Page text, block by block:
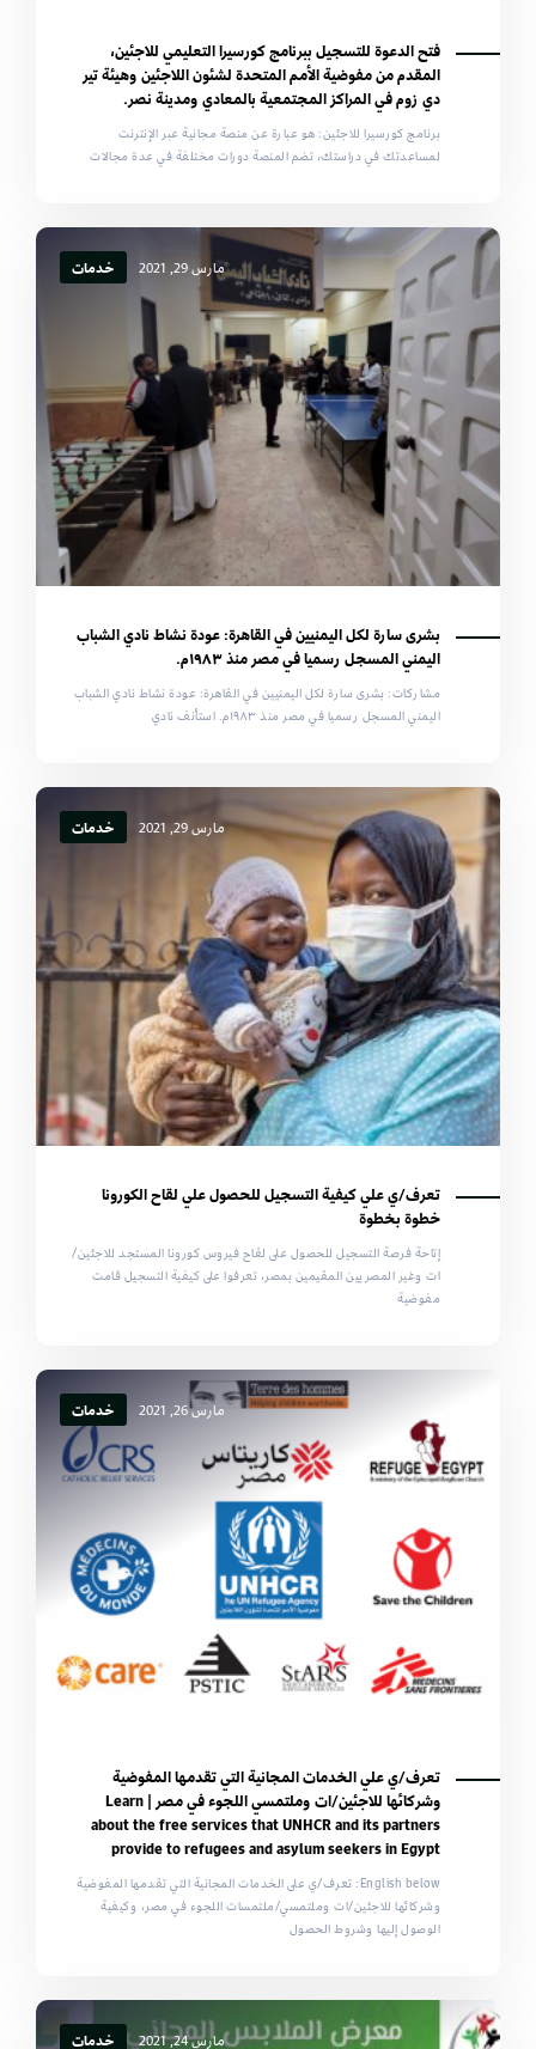
فتح الدعوة للتسجيل ببرنامج كورسيرا التعليمي للاجئين،
المقدم من مفوضية الأمم المتحدة لشئون اللاجئين وهيئة تير
دي زوم في المراكز المجتمعية بالمعادي ومدينة نصر.
برنامج كورسيرا للاجئين: هو عبارة عن منصة مجانية عبر الإنترنت
لمساعدتك في دراستك، تضم المنصة دورات مختلفة في عدة مجالات
مارس 29, 2021 خدمات
بشرى سارة لكل اليمنيين في القاهرة: عودة نشاط نادي الشباب
اليمني المسجل رسميا في مصر منذ ١٩٨٣م.
مشاركات: بشرى سارة لكل اليمنيين في القاهرة: عودة نشاط نادي الشباب
اليمني المسجل رسميا في مصر منذ ١٩٨٣م. استأنف نادي
مارس 29, 2021 خدمات
تعرف/ي علي كيفية التسجيل للحصول علي لقاح الكورونا
خطوة بخطوة
إتاحة فرصة التسجيل للحصول على لقاح فيروس كورونا المستجد للاجئين/
ات وغير المصريين المقيمين بمصر، تعرفوا على كيفية التسجيل قامت
مفوضية
مارس 26, 2021 خدمات
تعرف/ي علي الخدمات المجانية التي تقدمها المفوضية
وشركائها للاجئين/ات وملتمسي اللجوء في مصر | Learn
about the free services that UNHCR and its partners
provide to refugees and asylum seekers in Egypt
English below: تعرف/ي على الخدمات المجانية التي تقدمها المفوضية
وشركائها للاجئين/ات وملتمسي/ملتمسات اللجوء في مصر، وكيفية
الوصول إليها وشروط الحصول
مارس 24, 2021 خدمات